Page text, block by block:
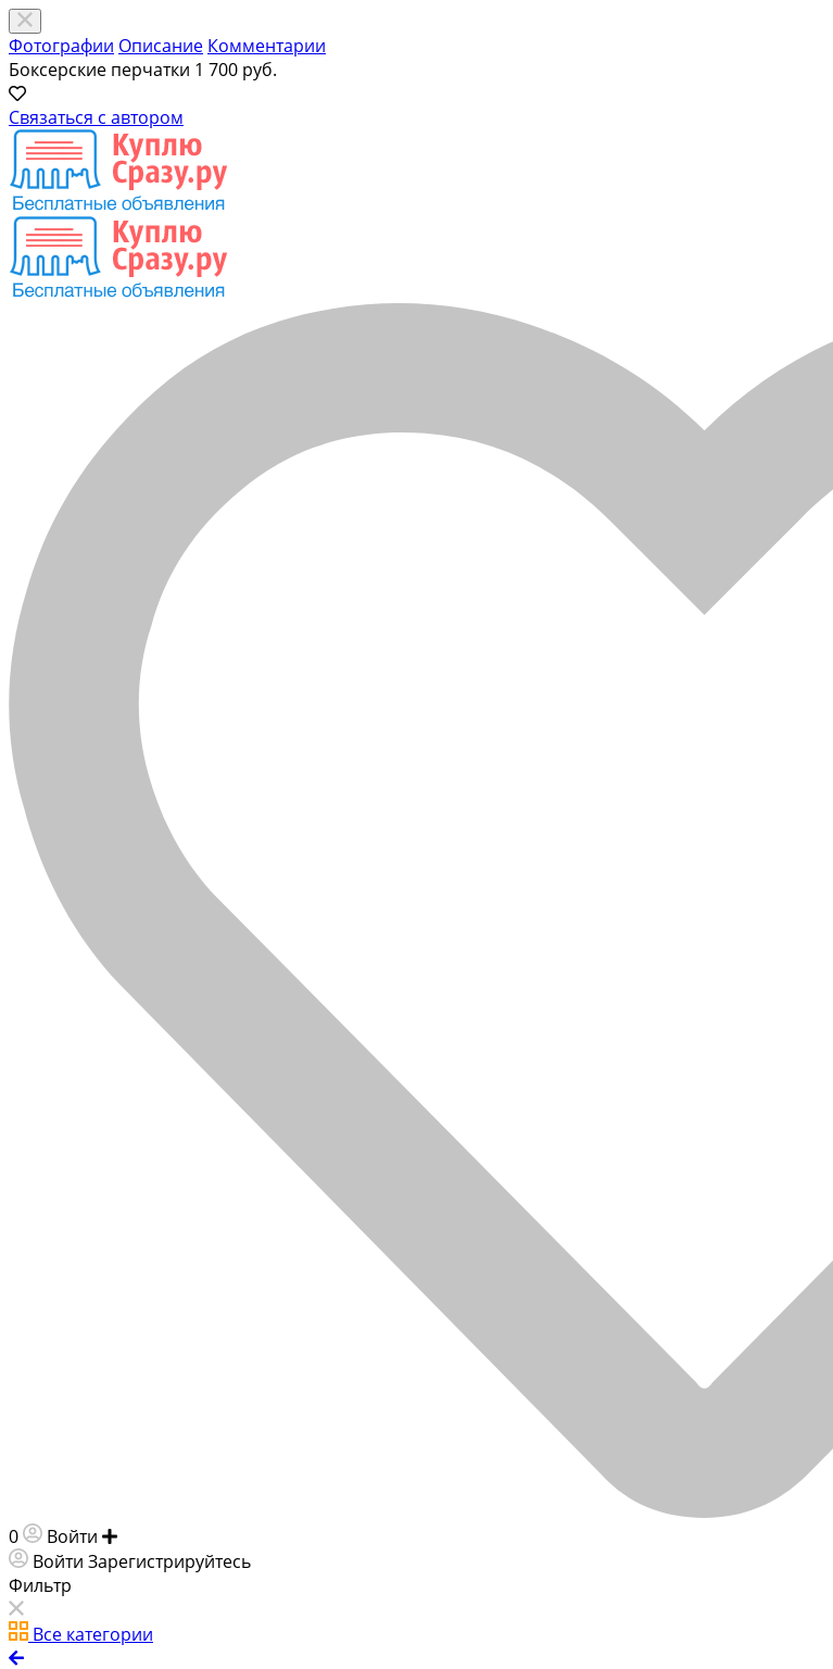
Фотографии Описание Комментарии
Боксерские перчатки 1 700 руб.
Связаться с автором
0 Войти
Войти Зарегистрируйтесь
Фильтр
Все категории